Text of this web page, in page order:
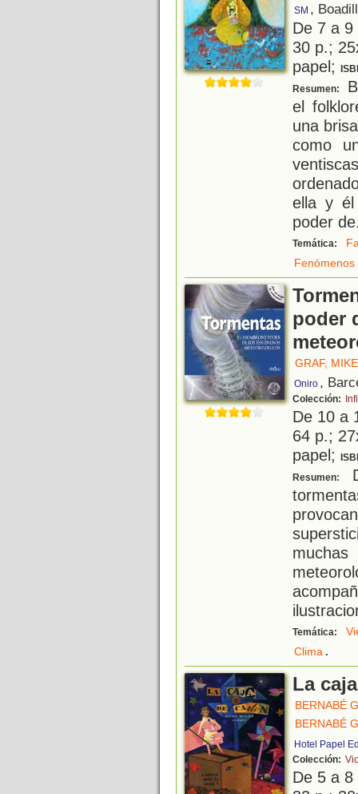
SM ,
De 7 a
30 p.;
papel;
Resumen:
el
una
como
ella y él
poder de
Temática:
poder
GRAF, MIKE
Oniro ,
Colección:
De 10 a
64 p.;
papel;
Resumen:
Temática:
Clima.
La
BERNABÉ
BERNABÉ
Hotel Papel
Colección:
De 5 a